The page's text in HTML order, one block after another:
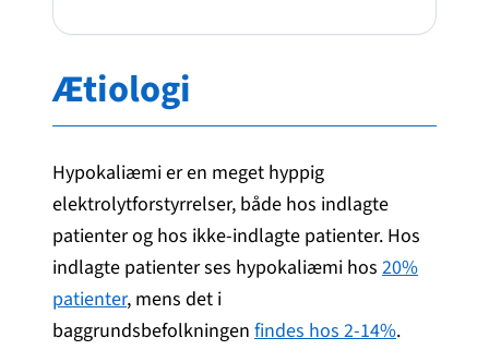
Ætiologi
Hypokaliæmi er en meget hyppig
elektrolytforstyrrelser, både hos indlagte
patienter og hos ikke-indlagte patienter. Hos
indlagte patienter ses hypokaliæmi hos 20%
patienter, mens det i
baggrundsbefolkningen findes hos 2-14%.